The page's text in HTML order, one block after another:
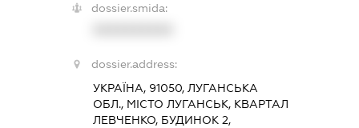
dossier.smida:
dossier.address:
УКРАЇНА, 91050, ЛУГАНСЬКА
ОБЛ., МІСТО ЛУГАНСЬК, КВАРТАЛ
ЛЕВЧЕНКО, БУДИНОК 2,